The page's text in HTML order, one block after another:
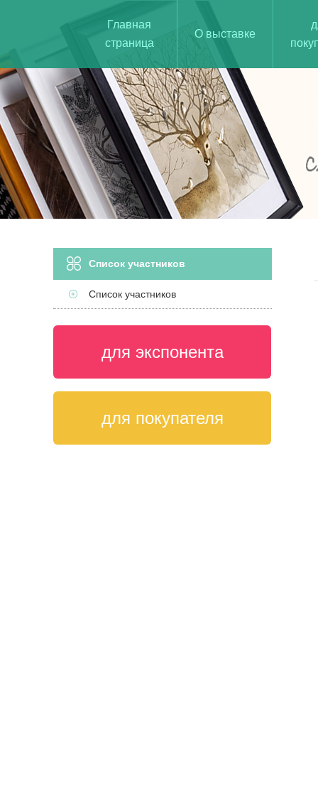
Главная
страница
О выставке
Список участников
Список участников
для экспонента
для покупателя